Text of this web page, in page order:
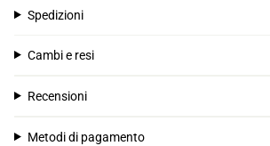
Spedizioni
Cambi e resi
Recensioni
Metodi di pagamento